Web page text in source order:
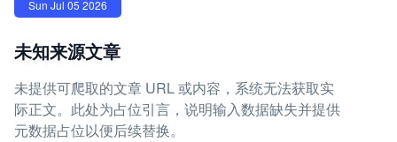
Sun Jul 05 2026
未知来源文章
未提供可爬取的文章 URL 或内容，系统无法获取实
际正文。此处为占位引言，说明输入数据缺失并提供
元数据占位以便后续替换。